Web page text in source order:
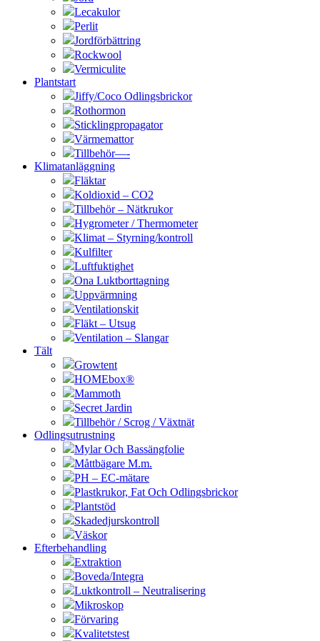
Lecakulor
Perlit
Jordförbättring
Rockwool
Vermiculite
Plantstart
Jiffy/Coco Odlingsbrickor
Rothormon
Sticklingpropagator
Värmemattor
Tillbehör—-
Klimatanläggning
Fläktar
Koldioxid – CO2
Tillbehör – Nätkrukor
Hygrometer / Thermometer
Klimat – Styrning/kontroll
Kulfilter
Luftfuktighet
Ona Luktborttagning
Uppvärmning
Ventilationskit
Fläkt – Utsug
Ventilation – Slangar
Tält
Growtent
HOMEbox®
Mammoth
Secret Jardin
Tillbehör / Scrog / Växtnät
Odlingsutrustning
Mylar Och Bassängfolie
Måttbägare M.m.
PH – EC-mätare
Plastkrukor, Fat Och Odlingsbrickor
Plantstöd
Skadedjurskontroll
Väskor
Efterbehandling
Extraktion
Boveda/Integra
Luktkontroll – Neutralisering
Mikroskop
Förvaring
Kvalitetstest